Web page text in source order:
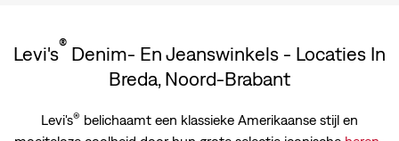
Levi's® Denim- En Jeanswinkels - Locaties In
Breda, Noord-Brabant
Levi's® belichaamt een klassieke Amerikaanse stijl en